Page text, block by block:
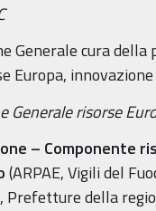
Generale cura
Europa,
Generale risorse
– Componente
(ARPAE, Vigili del
della